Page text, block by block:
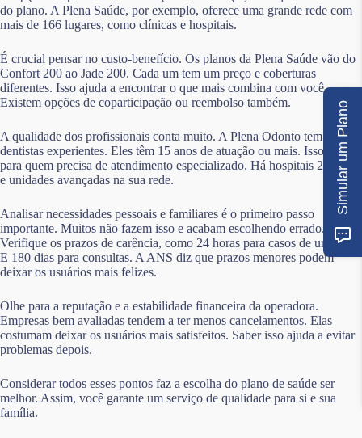
do plano. A Plena Saúde, por exemplo, oferece uma grande rede com
mais de 166 lugares, como clínicas e hospitais.
É crucial pensar no custo-benefício. Os planos da Plena Saúde vão do
Confort 200 ao Jade 200. Cada um tem um preço e coberturas
diferentes. Isso ajuda a encontrar o que mais combina com você.
Existem opções de coparticipação ou reembolso também.
A qualidade dos profissionais conta muito. A Plena Odonto tem
dentistas experientes. Eles têm 15 anos de atuação ou mais. Isso é bom
para quem precisa de atendimento especializado. Há hospitais 24 horas
e unidades avançadas na sua rede.
Analisar necessidades pessoais e familiares é o primeiro passo
importante. Muitos não fazem isso e acabam escolhendo errado.
Verifique os prazos de carência, como 24 horas para casos de urgência.
E 180 dias para consultas. A ANS diz que prazos menores podem
deixar os usuários mais felizes.
Olhe para a reputação e a estabilidade financeira da operadora.
Empresas bem avaliadas tendem a ter menos cancelamentos. Elas
costumam deixar os usuários mais satisfeitos. Saber isso ajuda a evitar
problemas depois.
Considerar todos esses pontos faz a escolha do plano de saúde ser
melhor. Assim, você garante um serviço de qualidade para si e sua
família.
Simular um Plano